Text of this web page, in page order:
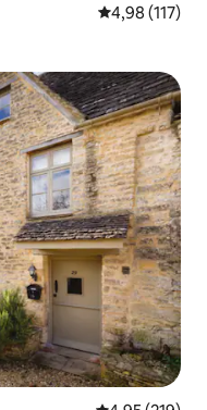
prosječna
4,98 (117)